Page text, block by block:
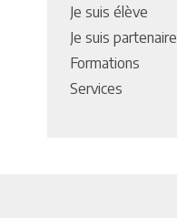
Je suis élève
Je suis partenaire
Formations
Services